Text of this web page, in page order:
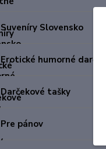
Suveníry Slovensko
Erotické humorné darčeky
Darčekové tašky
Pre pánov